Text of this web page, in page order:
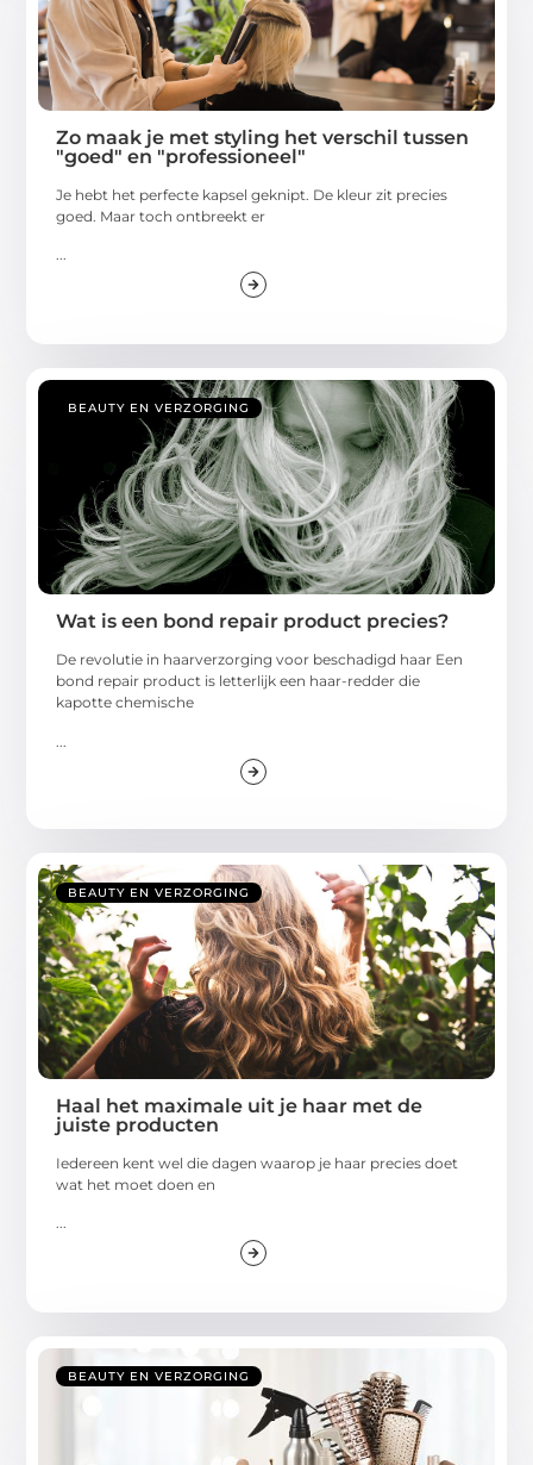
Zo maak je met styling het verschil tussen
"goed" en "professioneel"
Je hebt het perfecte kapsel geknipt. De kleur zit precies
goed. Maar toch ontbreekt er
...
BEAUTY EN VERZORGING
Wat is een bond repair product precies?
De revolutie in haarverzorging voor beschadigd haar Een
bond repair product is letterlijk een haar-redder die
kapotte chemische
BEAUTY EN VERZORGING
Haal het maximale uit je haar met de
juiste producten
Iedereen kent wel die dagen waarop je haar precies doet
wat het moet doen en
...
BEAUTY EN VERZORGING